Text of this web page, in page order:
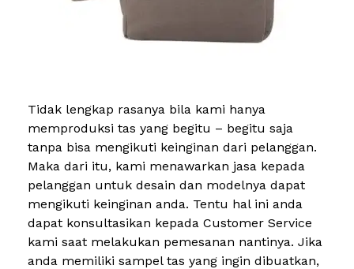
Tidak lengkap rasanya bila kami hanya
memproduksi tas yang begitu – begitu saja
tanpa bisa mengikuti keinginan dari pelanggan.
Maka dari itu, kami menawarkan jasa kepada
pelanggan untuk desain dan modelnya dapat
mengikuti keinginan anda. Tentu hal ini anda
dapat konsultasikan kepada Customer Service
kami saat melakukan pemesanan nantinya. Jika
anda memiliki sampel tas yang ingin dibuatkan,